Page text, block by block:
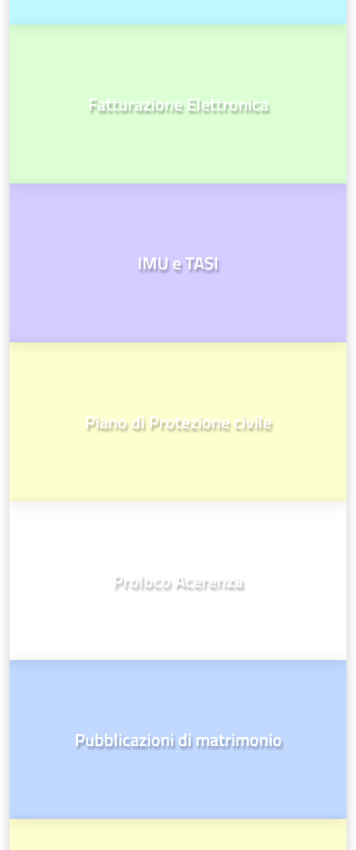
Fatturazione Elettronica
IMU e TASI
Piano di Protezione civile
Proloco Acerenza
Pubblicazioni di matrimonio